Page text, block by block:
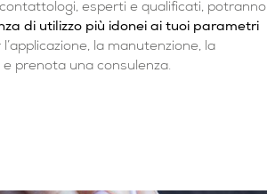
esperti e qualificati, potranno
di utilizzo più idonei ai tuoi parametri
la manutenzione, la
prenota una consulenza.